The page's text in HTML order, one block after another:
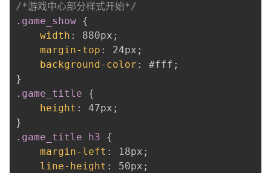
/*游戏中心部分样式开始*/
.game_show {
width : 880px ;
margin-top : 24px ;
background-color : #fff ;
}
.game_title
{
height : 47px ;
}
.game_title h3
{
margin-left : 18px ;
line-height : 50px ;